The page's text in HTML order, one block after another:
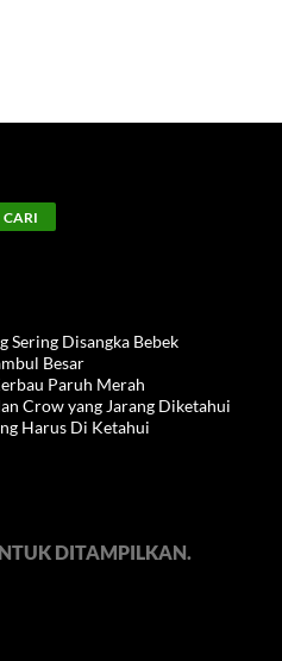
CARI
Sering Disangka Bebek
Besar
Paruh Merah
Crow yang Jarang Diketahui
Harus Di Ketahui
DITAMPILKAN.